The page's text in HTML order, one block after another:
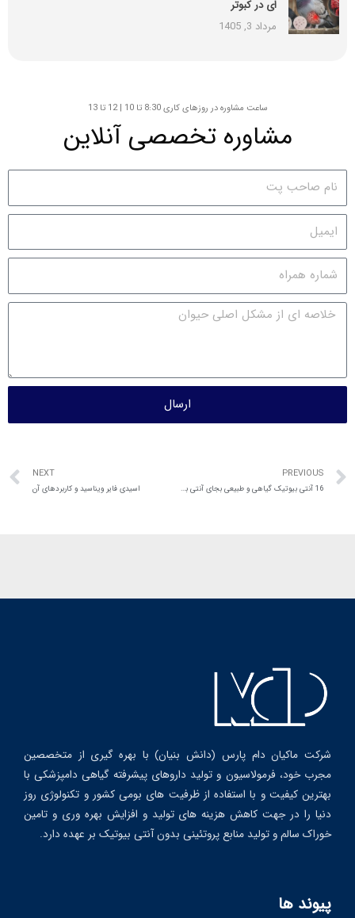
ای در کبوتر
مرداد 3, 1405
ساعت مشاوره در روزهای کاری 8:30 تا 10 | 12 تا 13
مشاوره تخصصی آنلاین
ارسال
PREVIOUS
16 آنتی بیوتیک گیاهی و طبیعی بجای آنتی بیوتیک های شیمیایی
NEXT
اسیدی فایر ویناسید و کاربردهای آن
شرکت ماکیان دام پارس (دانش بنیان) با بهره گیری از متخصصین
مجرب خود، فرمولاسیون و تولید داروهای پیشرفته گیاهی دامپزشکی با
بهترین کیفیت و با استفاده از ظرفیت های بومی کشور و تکنولوژی روز
دنیا را در جهت کاهش هزینه های تولید و افزایش بهره وری و تامین
خوراک سالم و تولید منابع پروتئینی بدون آنتی بیوتیک بر عهده دارد.
پیوند ها